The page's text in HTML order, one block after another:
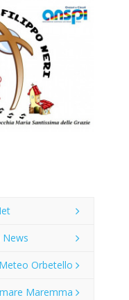
Orbetello
Maremma